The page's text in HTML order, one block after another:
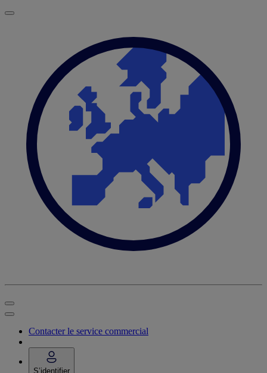
Contacter le service commercial
S’identifier